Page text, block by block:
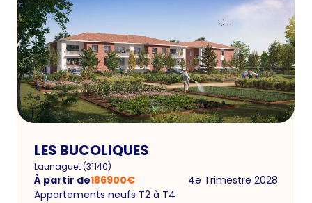
LES BUCOLIQUES
Launaguet(31140)
À partir de186900€
4e Trimestre 2028
Appartements neufs T2 à T4